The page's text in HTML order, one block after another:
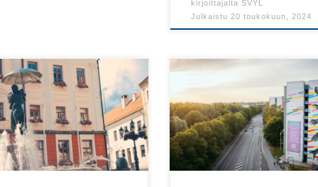
kirjoittajaltaSVYL
Julkaistu 20 toukokuun, 2024
järjestää kulttuuri- ja
Narvan
kulttuuripääkaupunki
12.–14.4.2024!
Kulttuuripääkaupunki Tarton
tuhannen tapahtuman vuosi
alkaa 26. tammikuuta